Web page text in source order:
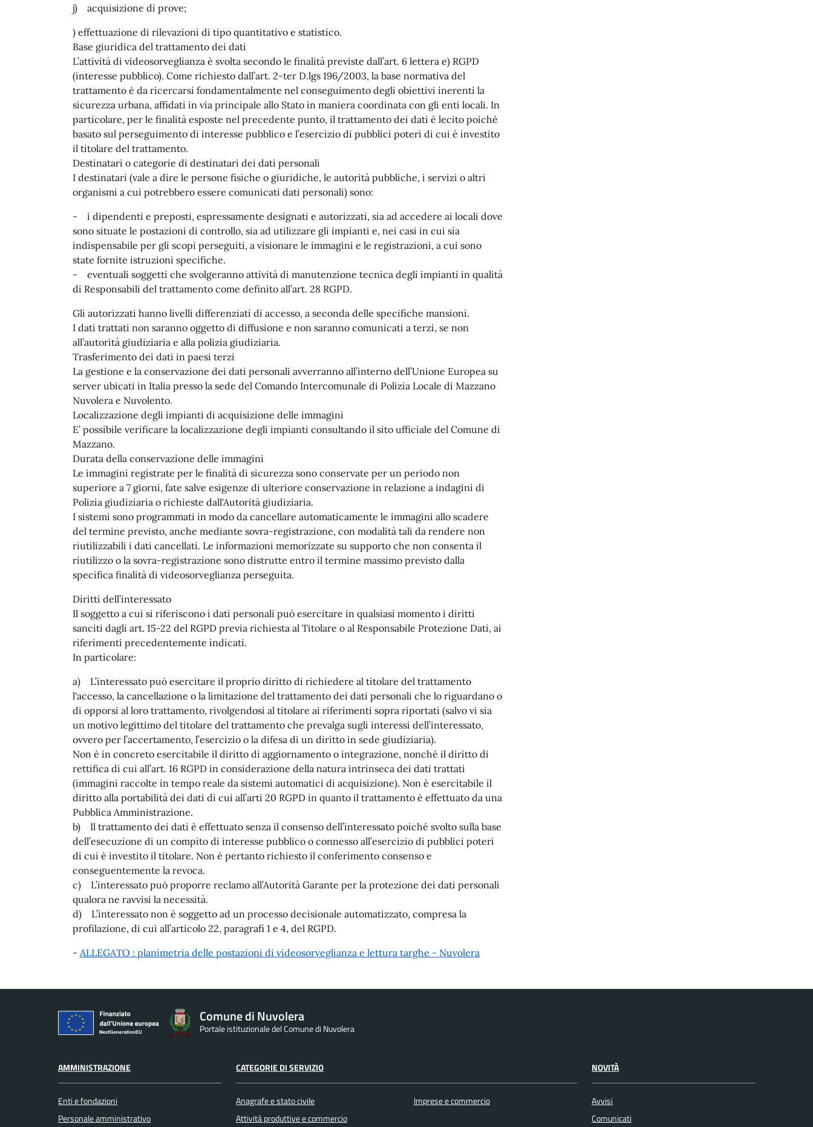
j) acquisizione di prove;
) effettuazione di rilevazioni di tipo quantitativo e statistico.
Base giuridica del trattamento dei dati
L’attività di videosorveglianza è svolta secondo le finalità previste dall’art. 6 lettera e) RGPD
(interesse pubblico). Come richiesto dall’art. 2-ter D.lgs 196/2003, la base normativa del
trattamento è da ricercarsi fondamentalmente nel conseguimento degli obiettivi inerenti la
sicurezza urbana, affidati in via principale allo Stato in maniera coordinata con gli enti locali. In
particolare, per le finalità esposte nel precedente punto, il trattamento dei dati è lecito poiché
basato sul perseguimento di interesse pubblico e l’esercizio di pubblici poteri di cui è investito
il titolare del trattamento.
Destinatari o categorie di destinatari dei dati personali
I destinatari (vale a dire le persone fisiche o giuridiche, le autorità pubbliche, i servizi o altri
organismi a cui potrebbero essere comunicati dati personali) sono:
- i dipendenti e preposti, espressamente designati e autorizzati, sia ad accedere ai locali dove
sono situate le postazioni di controllo, sia ad utilizzare gli impianti e, nei casi in cui sia
indispensabile per gli scopi perseguiti, a visionare le immagini e le registrazioni, a cui sono
state fornite istruzioni specifiche.
- eventuali soggetti che svolgeranno attività di manutenzione tecnica degli impianti in qualità
di Responsabili del trattamento come definito all’art. 28 RGPD.
Gli autorizzati hanno livelli differenziati di accesso, a seconda delle specifiche mansioni.
I dati trattati non saranno oggetto di diffusione e non saranno comunicati a terzi, se non
all’autorità giudiziaria e alla polizia giudiziaria.
Trasferimento dei dati in paesi terzi
La gestione e la conservazione dei dati personali avverranno all’interno dell’Unione Europea su
server ubicati in Italia presso la sede del Comando Intercomunale di Polizia Locale di Mazzano
Nuvolera e Nuvolento.
Localizzazione degli impianti di acquisizione delle immagini
E’ possibile verificare la localizzazione degli impianti consultando il sito ufficiale del Comune di
Mazzano.
Durata della conservazione delle immagini
Le immagini registrate per le finalità di sicurezza sono conservate per un periodo non
superiore a 7 giorni, fate salve esigenze di ulteriore conservazione in relazione a indagini di
Polizia giudiziaria o richieste dall'Autorità giudiziaria.
I sistemi sono programmati in modo da cancellare automaticamente le immagini allo scadere
del termine previsto, anche mediante sovra-registrazione, con modalità tali da rendere non
riutilizzabili i dati cancellati. Le informazioni memorizzate su supporto che non consenta il
riutilizzo o la sovra-registrazione sono distrutte entro il termine massimo previsto dalla
specifica finalità di videosorveglianza perseguita.
Diritti dell’interessato
Il soggetto a cui si riferiscono i dati personali può esercitare in qualsiasi momento i diritti
sanciti dagli art. 15-22 del RGPD previa richiesta al Titolare o al Responsabile Protezione Dati, ai
riferimenti precedentemente indicati.
In particolare:
a) L’interessato può esercitare il proprio diritto di richiedere al titolare del trattamento
l'accesso, la cancellazione o la limitazione del trattamento dei dati personali che lo riguardano o
di opporsi al loro trattamento, rivolgendosi al titolare ai riferimenti sopra riportati (salvo vi sia
un motivo legittimo del titolare del trattamento che prevalga sugli interessi dell’interessato,
ovvero per l’accertamento, l’esercizio o la difesa di un diritto in sede giudiziaria).
Non è in concreto esercitabile il diritto di aggiornamento o integrazione, nonché il diritto di
rettifica di cui all’art. 16 RGPD in considerazione della natura intrinseca dei dati trattati
(immagini raccolte in tempo reale da sistemi automatici di acquisizione). Non è esercitabile il
diritto alla portabilità dei dati di cui all’arti 20 RGPD in quanto il trattamento è effettuato da una
Pubblica Amministrazione.
b) Il trattamento dei dati è effettuato senza il consenso dell’interessato poiché svolto sulla base
dell’esecuzione di un compito di interesse pubblico o connesso all’esercizio di pubblici poteri
di cui è investito il titolare. Non è pertanto richiesto il conferimento consenso e
conseguentemente la revoca.
c) L’interessato può proporre reclamo all’Autorità Garante per la protezione dei dati personali
qualora ne ravvisi la necessità.
d) L’interessato non è soggetto ad un processo decisionale automatizzato, compresa la
profilazione, di cui all’articolo 22, paragrafi 1 e 4, del RGPD.
- ALLEGATO : planimetria delle postazioni di videosorveglianza e lettura targhe - Nuvolera
Comune di Nuvolera
Portale istituzionale del Comune di Nuvolera
AMMINISTRAZIONE
Enti e fondazioni
Personale amministrativo
CATEGORIE DI SERVIZIO
Anagrafe e stato civile
Attività produttive e commercio
Imprese e commercio
NOVITÀ
Avvisi
Comunicati